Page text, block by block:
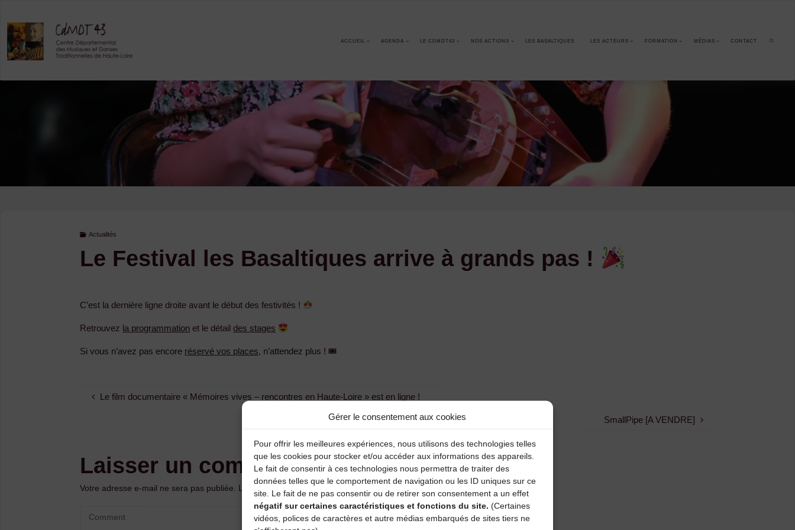
Gérer le consentement aux cookies
Pour offrir les meilleures expériences, nous utilisons des technologies telles
que les cookies pour stocker et/ou accéder aux informations des appareils.
Le fait de consentir à ces technologies nous permettra de traiter des
données telles que le comportement de navigation ou les ID uniques sur ce
site. Le fait de ne pas consentir ou de retirer son consentement a un effet
négatif sur certaines caractéristiques et fonctions du site. (Certaines
vidéos, polices de caractères et autre médias embarqués de sites tiers ne
content
ACCUEIL AGENDA LE CDMDT43 NOS ACTIONS LES BASALTIQUES LES ACTEURS FORMATION MÉDIAS CONTACT
Actualités
Le Festival les Basaltiques arrive à grands pas !
C’est la dernière ligne droite avant le début des festivités !
Retrouvez la programmation et le détaildes stages
Si vous n’avez pas encore réservé vos places, n’attendez plus ! 🎟
Le film documentaire « Mémoires vives – rencontres en Haute-Loire » est en ligne !
SmallPipe [A VENDRE]
Laisser un commentaire
Votre adresse e-mail ne sera pas publiée. Les champs obligatoires sont indiqués avec